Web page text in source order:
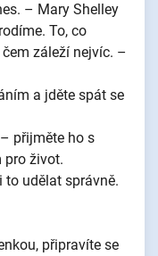
– Mary Shelley
To, co
záleží nejvíc. –
a jděte spát se
přijměte ho s
pro život.
to udělat správně.
připravíte se